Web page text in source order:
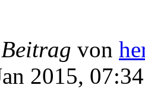
von
2015, 07:34